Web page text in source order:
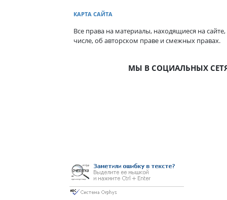
КАРТА САЙТА
Все права на материалы, находящиеся на
числе, об авторском праве и смежных правах.
МЫ В СОЦИАЛЬНЫХ